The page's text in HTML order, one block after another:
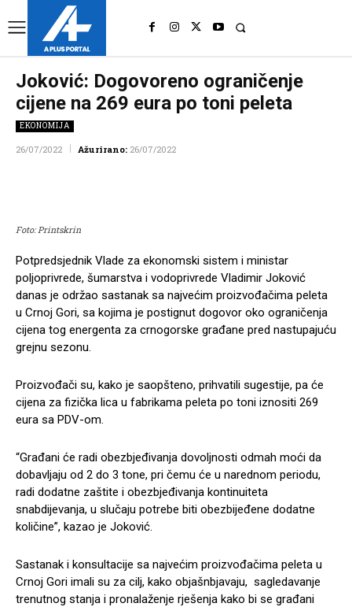
Joković: Dogovoreno ograničenje
cijene na 269 eura po toni peleta
EKONOMIJA
26/07/2022 Ažurirano: 26/07/2022
Foto: Printskrin
Potpredsjednik Vlade za ekonomski sistem i ministar
poljoprivrede, šumarstva i vodoprivrede Vladimir Joković
danas je održao sastanak sa najvećim proizvođačima peleta
u Crnoj Gori, sa kojima je postignut dogovor oko ograničenja
cijena tog energenta za crnogorske građane pred nastupajuću
grejnu sezonu.
Proizvođači su, kako je saopšteno, prihvatili sugestije, pa će
cijena za fizička lica u fabrikama peleta po toni iznositi 269
eura sa PDV-om.
“Građani će radi obezbjeđivanja dovoljnosti odmah moći da
dobavljaju od 2 do 3 tone, pri čemu će u narednom periodu,
radi dodatne zaštite i obezbjeđivanja kontinuiteta
snabdijevanja, u slučaju potrebe biti obezbijeđene dodatne
količine”, kazao je Joković.
Sastanak i konsultacije sa najvećim proizvođačima peleta u
Crnoj Gori imali su za cilj, kako objašnbjavaju, sagledavanje
trenutnog stanja i pronalaženje rješenja kako bi se građani